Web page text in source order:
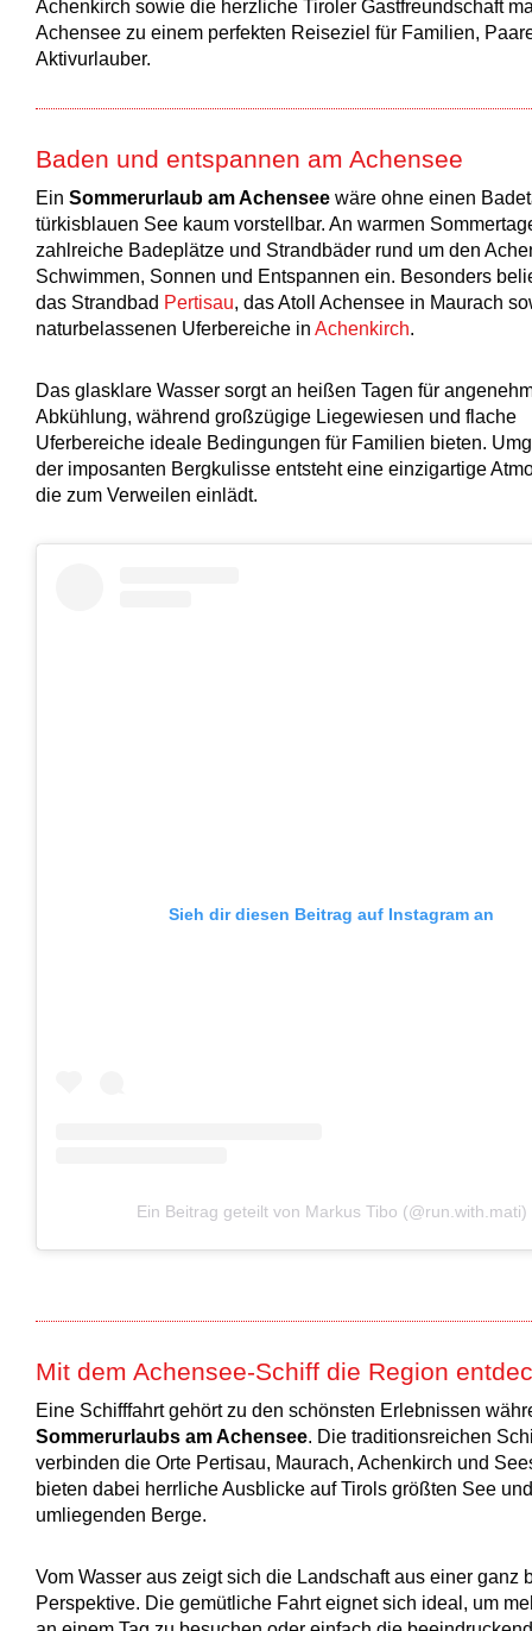
Achenkirch sowie die herzliche Tiroler Gastfreundschaft
Achensee zu einem perfekten Reiseziel für Familien,
Aktivurlauber.
Baden und entspannen am Achensee
Ein Sommerurlaub am Achensee wäre ohne einen
türkisblauen See kaum vorstellbar. An warmen
zahlreiche Badeplätze und Strandbäder rund um den
Schwimmen, Sonnen und Entspannen ein. Besonders
das Strandbad Pertisau, das Atoll Achensee in Maurach
naturbelassenen Uferbereiche in Achenkirch.
Das glasklare Wasser sorgt an heißen Tagen für
Abkühlung, während großzügige Liegewiesen und flache
Uferbereiche ideale Bedingungen für Familien bieten.
der imposanten Bergkulisse entsteht eine einzigartige
die zum Verweilen einlädt.
Sieh dir diesen Beitrag auf Instagram an
Ein Beitrag geteilt von Markus Tibo (@run.with.mati)
Mit dem Achensee-Schiff die Region
Eine Schifffahrt gehört zu den schönsten Erlebnissen
Sommerurlaubs am Achensee. Die traditionsreichen
verbinden die Orte Pertisau, Maurach, Achenkirch und
bieten dabei herrliche Ausblicke auf Tirols größten See
umliegenden Berge.
Vom Wasser aus zeigt sich die Landschaft aus einer ganz
Perspektive. Die gemütliche Fahrt eignet sich ideal, um